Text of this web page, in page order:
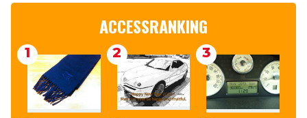
ACCESSRANKING
1 2 3